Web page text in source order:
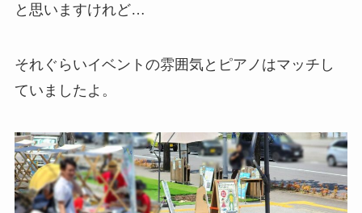
と思いますけれど…
それぐらいイベントの雰囲気とピアノはマッチし
ていましたよ。